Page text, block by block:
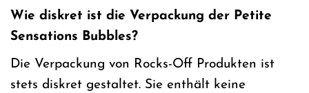
Wie diskret ist die Verpackung der Petite
Sensations Bubbles?
Die Verpackung von Rocks-Off Produkten ist
stets diskret gestaltet. Sie enthält keine